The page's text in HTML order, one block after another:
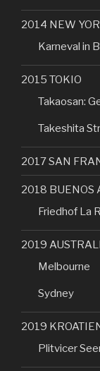
2014 NEW
Karneval in
2015 TOKIO
Takaosan:
Takeshita
2017 SAN
2018 BUENOS
Friedhof La
2019
Melbourne
Sydney
2019
Plitvicer